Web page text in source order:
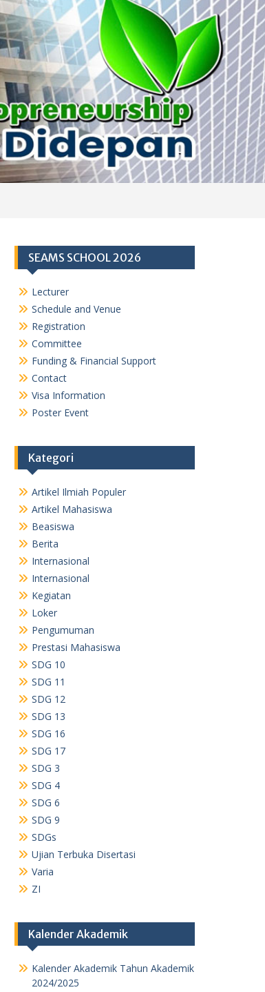
SEAMS SCHOOL 2026
Lecturer
Schedule and Venue
Registration
Committee
Funding & Financial Support
Contact
Visa Information
Poster Event
Kategori
Artikel Ilmiah Populer
Artikel Mahasiswa
Beasiswa
Berita
Internasional
Internasional
Kegiatan
Loker
Pengumuman
Prestasi Mahasiswa
SDG 10
SDG 11
SDG 12
SDG 13
SDG 16
SDG 17
SDG 3
SDG 4
SDG 6
SDG 9
SDGs
Ujian Terbuka Disertasi
Varia
ZI
Kalender Akademik
Kalender Akademik Tahun Akademik
2024/2025